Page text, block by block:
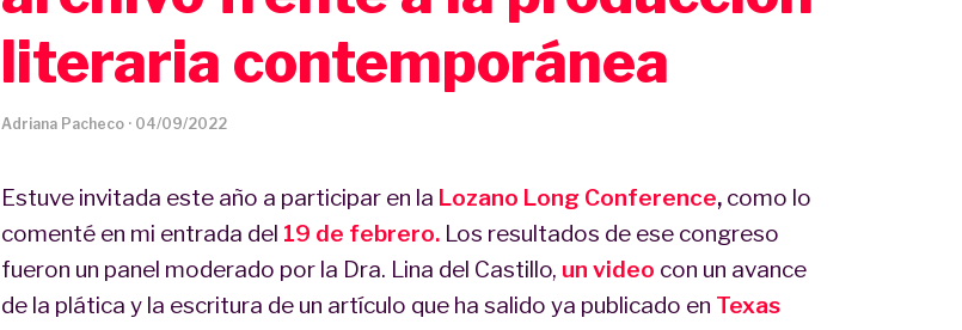
literaria contemporánea
Adriana Pacheco· 04/09/2022
Estuve invitada este año a participar en la Lozano Long Conference, como lo
comenté en mi entrada del 19 de febrero. Los resultados de ese congreso
fueron un panel moderado por la Dra. Lina del Castillo, un video con un avance
de la plática y la escritura de un artículo que ha salido ya publicado en Texas